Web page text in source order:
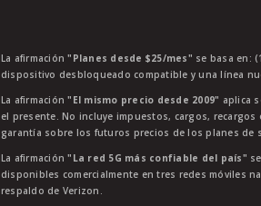
La afirmación"Planes desde $25/mes" se basa en:
dispositivo desbloqueado compatible y una línea
La afirmación"El mismo precio desde 2009" aplica
el presente. No incluye impuestos, cargos,
garantía sobre los futuros precios de los planes de
La afirmación"La red 5G más confiable del país"
disponibles comercialmente en tres redes móviles
respaldo de Verizon.